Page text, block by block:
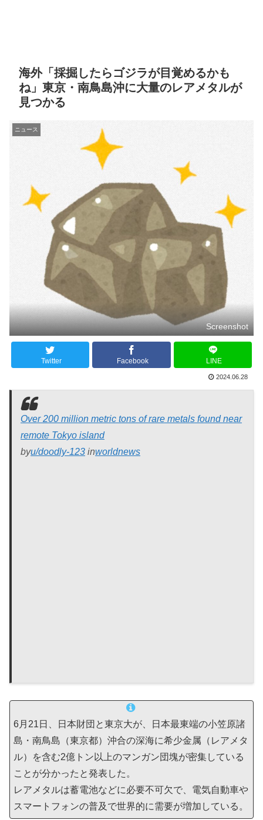
海外「採掘したらゴジラが目覚めるかも
ね」東京・南鳥島沖に大量のレアメタルが
見つかる
ニュース
Screenshot
Twitter Facebook LINE
2024.06.28
Over 200 million metric tons of rare metals found near
remote Tokyo island
byu/doodly-123 inworldnews
6月21日、日本財団と東京大が、日本最東端の小笠原諸
島・南鳥島（東京都）沖合の深海に希少金属（レアメタ
ル）を含む2億トン以上のマンガン団塊が密集している
ことが分かったと発表した。
レアメタルは蓄電池などに必要不可欠で、電気自動車や
スマートフォンの普及で世界的に需要が増加している。